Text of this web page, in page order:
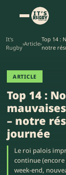
It's
Rugby
›Article›
Top 14 :
notre
ARTICLE
Top 14 :
– notre
journée
Le roi palois
continue
week-end,